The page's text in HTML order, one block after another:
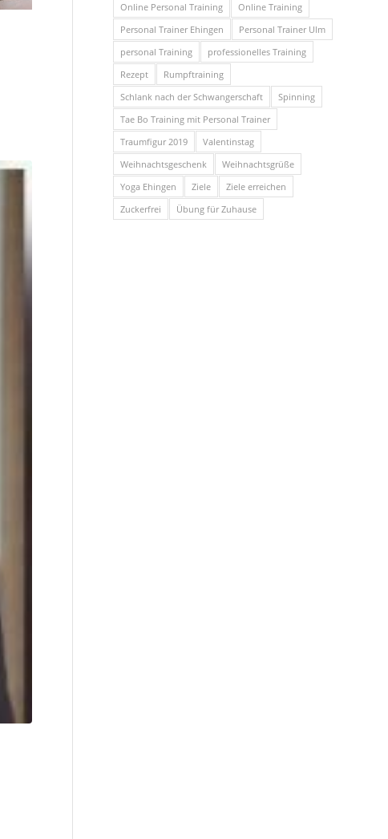
Online Personal Training
Online Training
Personal Trainer Ehingen
Personal Trainer Ulm
personal Training
professionelles Training
Rezept
Rumpftraining
Schlank nach der Schwangerschaft
Spinning
Tae Bo Training mit Personal Trainer
Traumfigur 2019
Valentinstag
Weihnachtsgeschenk
Weihnachtsgrüße
Yoga Ehingen
Ziele
Ziele erreichen
Zuckerfrei
Übung für Zuhause